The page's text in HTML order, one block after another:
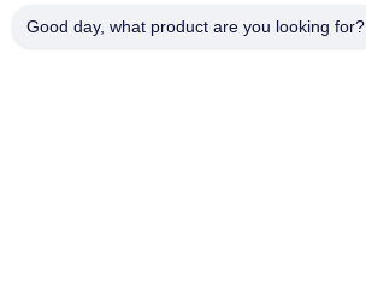
Good day, what product are you looking for?